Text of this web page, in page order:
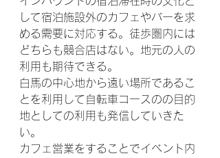
して宿泊施設外のカフェやバーを求
める需要に対応する。徒歩圏内には
どちらも競合店はない。地元の人の
利用も期待できる。
白馬の中心地から遠い場所であるこ
とを利用して自転車コースのの目的
地としての利用も発信していきた
い。
カフェ営業をすることでイベント内